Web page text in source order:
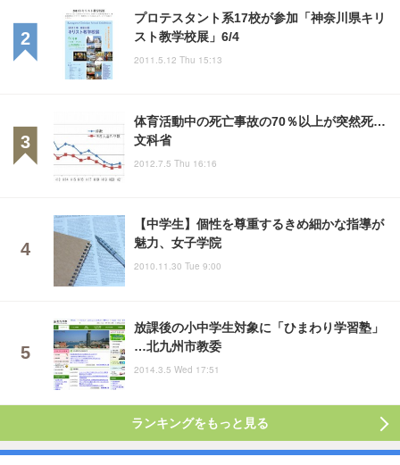
プロテスタント系17校が参加「神奈川県キリ
スト教学校展」6/4
2011.5.12 Thu 15:13
体育活動中の死亡事故の70％以上が突然死…
文科省
2012.7.5 Thu 16:16
【中学生】個性を尊重するきめ細かな指導が
魅力、女子学院
2010.11.30 Tue 9:00
放課後の小中学生対象に「ひまわり学習塾」
…北九州市教委
2014.3.5 Wed 17:51
ランキングをもっと見る